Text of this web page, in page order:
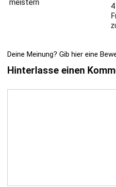
meistern
Deine Meinung? Gib hier eine
Hinterlasse einen